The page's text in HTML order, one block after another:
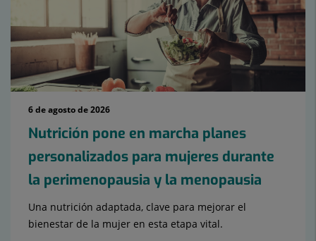
6 de agosto de 2026
Nutrición pone en marcha planes
personalizados para mujeres durante
la perimenopausia y la menopausia
Una nutrición adaptada, clave para mejorar el
bienestar de la mujer en esta etapa vital.